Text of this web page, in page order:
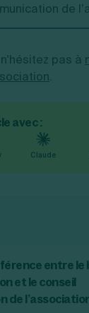
de
pas à
.
avec :
Claude
entre le
et le conseil
de